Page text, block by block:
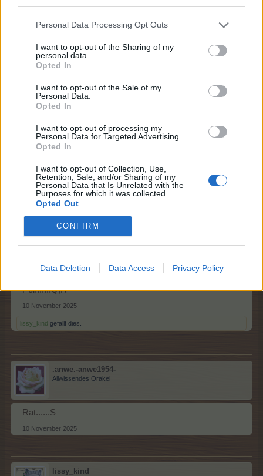
Personal Data Processing Opt Outs
I want to opt-out of the Sharing of my
personal data.
Opted In
I want to opt-out of the Sale of my
Personal Data.
Opted In
I want to opt-out of processing my
Personal Data for Targeted Advertising.
Opted In
I want to opt-out of Collection, Use,
Retention, Sale, and/or Sharing of my
Personal Data that Is Unrelated with the
Purposes for which it was collected.
Opted Out
CONFIRM
Data Deletion Data Access Privacy Policy
lissy_kind
Nur....O
suschagefällt dies.
kleinerschwarzer
Oel..............P
10 November 2025
Frau_Schmitt
Team Farmerama DE
Pol.......Q,R
10 November 2025
lissy_kind gefällt dies.
.anwe.-anwe1954-
Allwissendes Orakel
Rat......S
10 November 2025
lissy_kind